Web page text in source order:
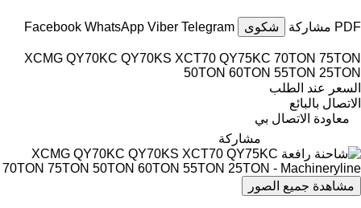
PDF مشاركة شكوى Facebook WhatsApp Viber Telegram
XCMG QY70KC QY70KS XCT70 QY75KC 70TON 75TON
50TON 60TON 55TON 25TON
السعر عند الطلب
الاتصال بالبائع
معاودة الاتصال بي
مشاركة
مشاهدة جميع الصور